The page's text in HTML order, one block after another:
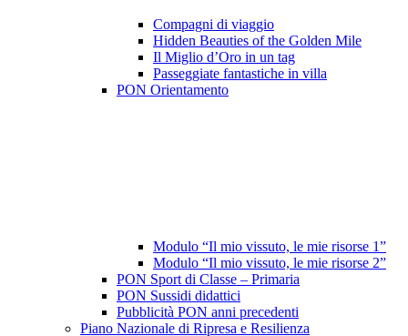
Compagni di viaggio
Hidden Beauties of the Golden Mile
Il Miglio d’Oro in un tag
Passeggiate fantastiche in villa
PON Orientamento
Modulo “Il mio vissuto, le mie risorse 1”
Modulo “Il mio vissuto, le mie risorse 2”
PON Sport di Classe – Primaria
PON Sussidi didattici
Pubblicità PON anni precedenti
Piano Nazionale di Ripresa e Resilienza